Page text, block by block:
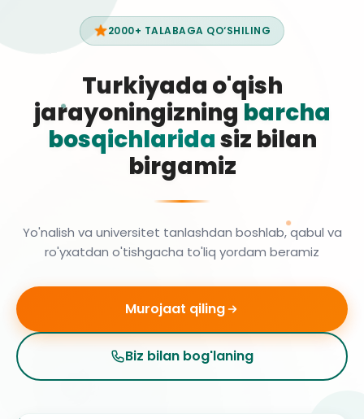
2000+ TALABAGA QO‘SHILING
Turkiyada o'qish
jarayoningizning barcha
bosqichlaridasiz bilan
birgamiz
Yo'nalish va universitet tanlashdan boshlab, qabul va
ro'yxatdan o'tishgacha to'liq yordam beramiz
Murojaat qiling
Biz bilan bog'laning